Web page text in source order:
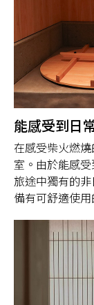
能感受到日
在感受柴火燃
室。由於能感
旅途中獨有的
備有可舒適使用